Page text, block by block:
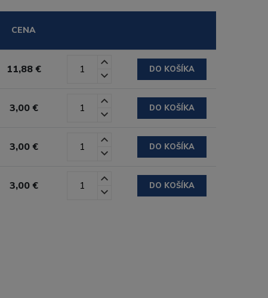
CENA
11,88 € DO KOŠÍKA
3,00 € DO KOŠÍKA
3,00 € DO KOŠÍKA
3,00 € DO KOŠÍKA